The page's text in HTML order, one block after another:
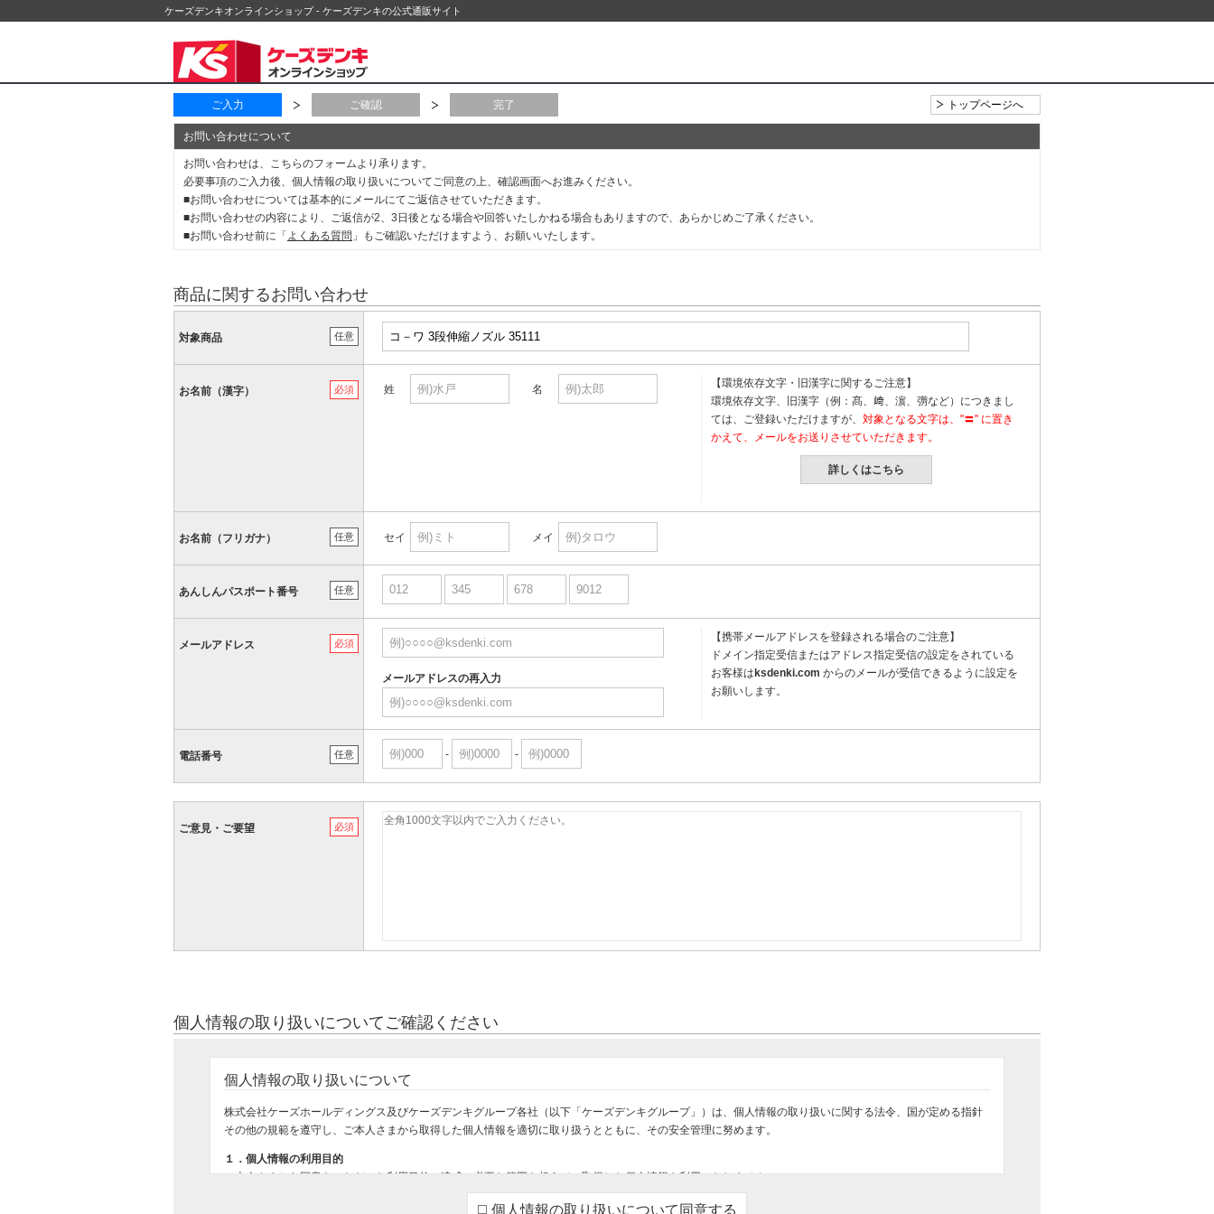
ケーズデンキオンラインショップ - ケーズデンキの公式通販サイト
ご入力 ご確認 完了 トップページへ
お問い合わせについて
お問い合わせは、こちらのフォームより承ります。
必要事項のご入力後、個人情報の取り扱いについてご同意の上、確認画面へお進みください。
■お問い合わせについては基本的にメールにてご返信させていただきます。
■お問い合わせの内容により、ご返信が2、3日後となる場合や回答いたしかねる場合もありますので、あらかじめご了承ください。
■お問い合わせ前に「 よくある質問 」もご確認いただけますよう、お願いいたします。
商品に関するお問い合わせ
任意
対象商品
必須
お名前（漢字） 姓 名
【環境依存文字・旧漢字に関するご注意】
環境依存文字、旧漢字（例：髙、﨑、濵、彅など）につきまし
ては、ご登録いただけますが、 対象となる文字は、"〓" に置き
かえて、メールをお送りさせていただきます。
詳しくはこちら
任意
お名前（フリガナ） セイ メイ
任意
あんしんパスポート番号
必須
メールアドレス
メールアドレスの再入力
【携帯メールアドレスを登録される場合のご注意】
ドメイン指定受信またはアドレス指定受信の設定をされている
お客様は ksdenki.com からのメールが受信できるように設定を
お願いします。
任意
電話番号 - -
必須
ご意見・ご要望
個人情報の取り扱いについてご確認ください
個人情報の取り扱いについて
株式会社ケーズホールディングス及びケーズデンキグループ各社（以下「ケーズデンキグループ」）は、個人情報の取り扱いに関する法令、国が定める指針
その他の規範を遵守し、ご本人さまから取得した個人情報を適切に取り扱うとともに、その安全管理に努めます。
１．個人情報の利用目的
ご本人さまから同意をいただいた利用目的の達成に必要な範囲を超えて、取得した個人情報を利用いたしません。
ご購入いただいた商品のお届け・設置・設定をさせていただくため
個人情報の取り扱いについて同意する